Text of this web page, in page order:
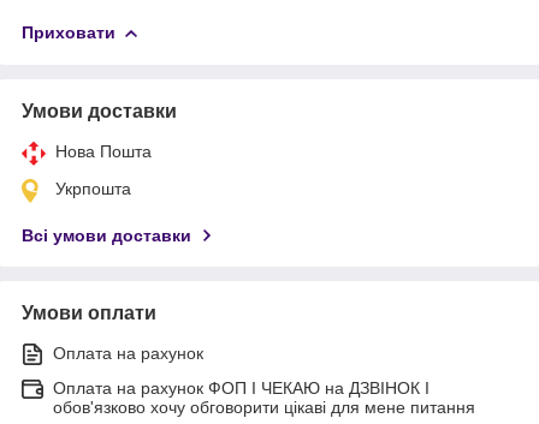
Приховати
Умови доставки
Нова Пошта
Укрпошта
Всі умови доставки
Умови оплати
Оплата на рахунок
Оплата на рахунок ФОП I ЧЕКАЮ на ДЗВІНОК I
обов'язково хочу обговорити цікаві для мене питання